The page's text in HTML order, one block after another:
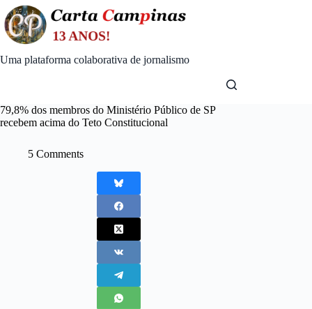
Skip
to
content
Uma plataforma colaborativa de jornalismo
79,8% dos membros do Ministério Público de SP
recebem acima do Teto Constitucional
5 Comments